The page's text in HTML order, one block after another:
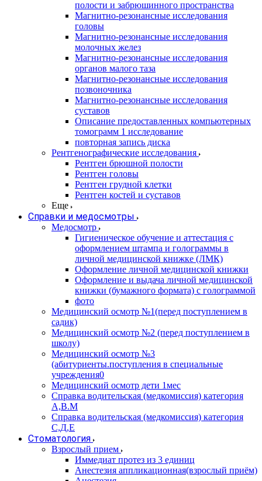
полости и забрюшинного пространства
Магнитно-резонансные исследования
головы
Магнитно-резонансные исследования
молочных желез
Магнитно-резонансные исследования
органов малого таза
Магнитно-резонансные исследования
позвоночника
Магнитно-резонансные исследования
суставов
Описание предоставленных компьютерных
томограмм 1 исследование
повторная запись диска
Рентгенографические исследования
Рентген брюшной полости
Рентген головы
Рентген грудной клетки
Рентген костей и суставов
Еще
Справки и медосмотры
Медосмотр
Гигиеническое обучение и аттестация с
оформлением штампа и голограммы в
личной медицинской книжке (ЛМК)
Оформление личной медицинской книжки
Оформление и выдача личной медицинской
книжки (бумажного формата) с голограммой
фото
Медицинский осмотр №1(перед поступлением в
садик)
Медицинский осмотр №2 (перед поступлением в
школу)
Медицинский осмотр №3
(абитуриенты.поступления в специальные
учреждения0
Медицинский осмотр дети 1мес
Справка водительская (медкомиссия) категория
А,В.М
Справка водительская (медкомиссия) категория
С,Д,Е
Стоматология
Взрослый прием
Иммедиат протез из 3 единиц
Анестезия аппликационная(взрослый приём)